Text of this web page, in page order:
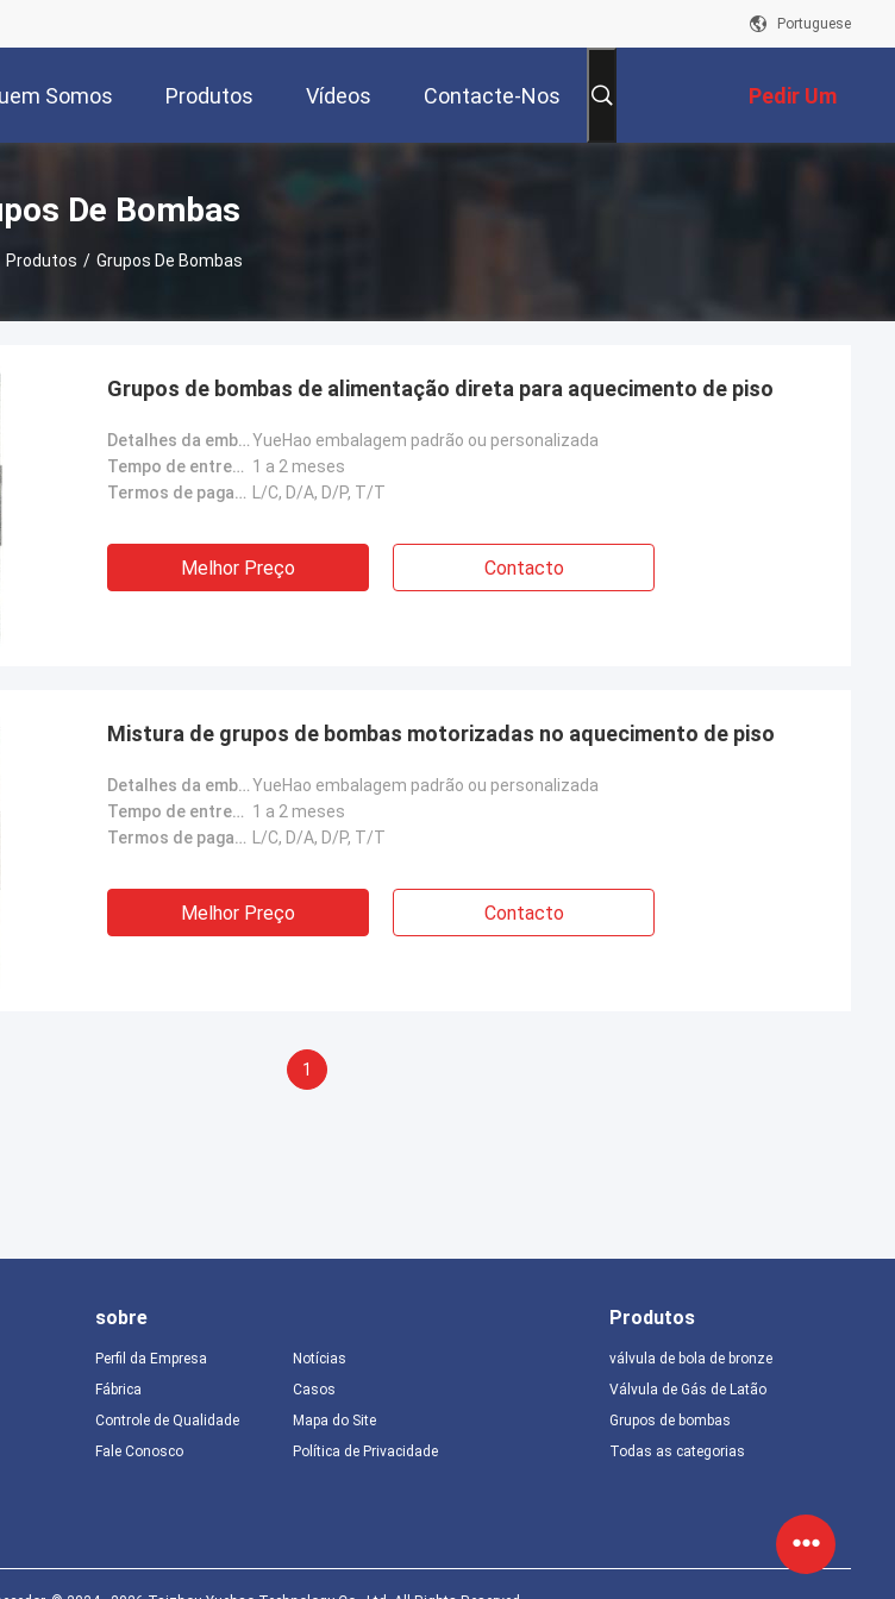
Portuguese
Somos Produtos Vídeos Contacte-Nos Pedir Um
Orçamento
De Bombas
Produtos / Grupos De Bombas
Grupos de bombas de alimentação direta para aquecimento de piso
Detalhes da embalagem:YueHao embalagem padrão ou personalizada
Tempo de entrega: 1 a 2 meses
Termos de pagamento:
L/C, D/A, D/P, T/T
Melhor Preço Contacto
Mistura de grupos de bombas motorizadas no aquecimento de piso
Detalhes da embalagem:YueHao embalagem padrão ou personalizada
Tempo de entrega: 1 a 2 meses
Termos de pagamento:
L/C, D/A, D/P, T/T
Melhor Preço Contacto
1
sobre
Perfil da Empresa
Fábrica
Controle de Qualidade
Fale Conosco
Notícias
Casos
Mapa do Site
Política de Privacidade
Produtos
válvula de bola de bronze
Válvula de Gás de Latão
Grupos de bombas
Todas as categorias